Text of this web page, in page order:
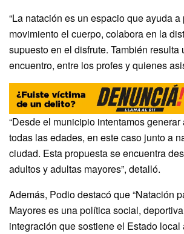
“La natación es un espacio que ayuda a
movimiento el cuerpo, colabora en la
supuesto en el disfrute. También resulta
encuentro, entre los profes y quienes
“Desde el municipio intentamos
todas las edades, en este caso junto a
ciudad. Esta propuesta se encuentra
adultos y adultas mayores”, detalló.
Además, Podio destacó que “Natación
Mayores es una política social,
integración que sostiene el Estado local